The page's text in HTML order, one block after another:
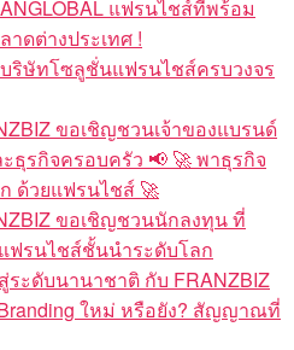
แฟรนไชส์ที่พร้อม
ดต่างประเทศ !
บริษัทโซลูชั่นแฟรนไชส์ครบวงจร
ขอเชิญชวนเจ้าของแบรนด์
ธุรกิจครอบครัว 📢 🚀 พาธุรกิจ
ด้วยแฟรนไชส์ 🚀
ขอเชิญชวนนักลงทุน ที่
ฟรนไชส์ชั้นนำระดับโลก
ะดับนานาชาติ กับ FRANZBIZ
ใหม่ หรือยัง? สัญญาณที่